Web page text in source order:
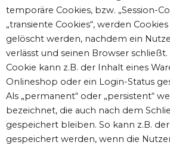
temporäre Cookies, bzw. „Session-
„transiente Cookies“, werden
gelöscht werden, nachdem ein
verlässt und seinen Browser
Cookie kann z.B. der Inhalt eines
Onlineshop oder ein Login-Status
Als „permanent“ oder „persistent“
bezeichnet, die auch nach dem
gespeichert bleiben. So kann z.B.
gespeichert werden, wenn die